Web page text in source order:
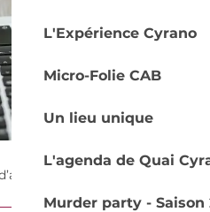
L'Expérience Cyrano
Micro-Folie CAB
Un lieu unique
L'agenda de Quai
Murder party - Saison
de l’accessibilité